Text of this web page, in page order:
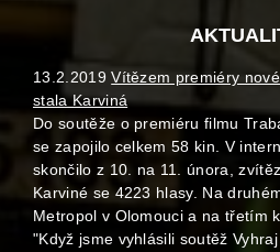
13.2.2019 Vítězem premiéry
stala Karviná
Do soutěže o premiéru filmu
se zapojilo celkem 58 kin. V
skončilo z 10. na 11. února,
Karviné se 4223 hlasy. Na
Metropol v Olomouci a na třetím
"Když jsme vyhlásili soutěž